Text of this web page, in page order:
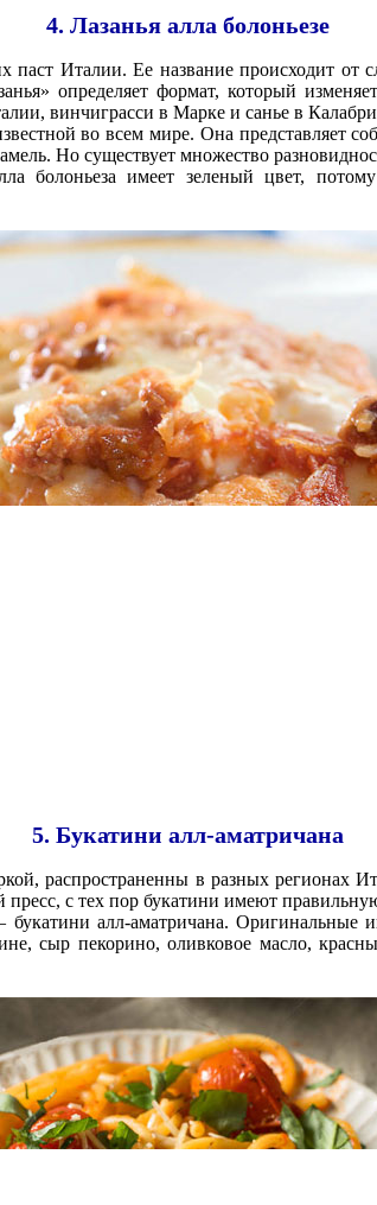
4. Лазанья алла болоньезе
Италии. Ее название происходит от
определяет формат, который
винчиграсси в Марке и санье в
во всем мире. Она представляет
Но существует множество
болоньеза имеет зеленый цвет,
5. Букатини алл-аматричана
распространенны в разных регионах
с тех пор букатини имеют
алл-аматричана. Оригинальные
сыр пекорино, оливковое масло,